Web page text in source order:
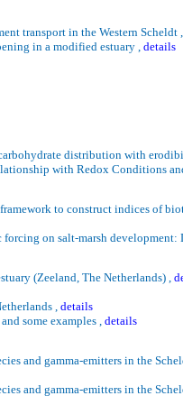
transport in the Western Scheldt
in a modified estuary , details
distribution with
with Redox Conditions
to construct indices of
on salt-marsh
(Zeeland , The Netherlands) ,
, details
some examples , details
and gamma-emitters in the
and gamma-emitters in the